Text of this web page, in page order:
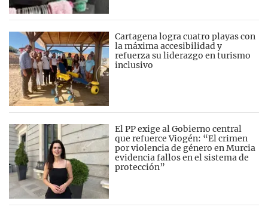
Cartagena logra cuatro playas con
la máxima accesibilidad y
refuerza su liderazgo en turismo
inclusivo
El PP exige al Gobierno central
que refuerce Viogén: “El crimen
por violencia de género en Murcia
evidencia fallos en el sistema de
protección”